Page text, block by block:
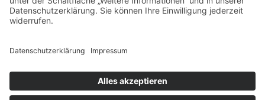
Allgemeine Geschäftsbedingungen
Zahlungsarten